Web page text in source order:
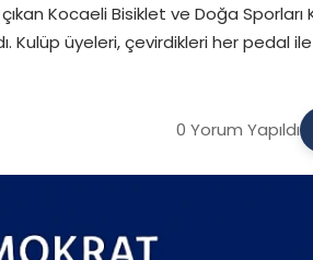
Kocaeli Bisiklet ve Doğa Sporları
Kulüp üyeleri, çevirdikleri her pedal
0 Yorum Yapıldı